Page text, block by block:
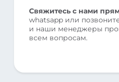
Свяжитесь с нами
whatsapp или
и наши менеджеры
всем вопросам.